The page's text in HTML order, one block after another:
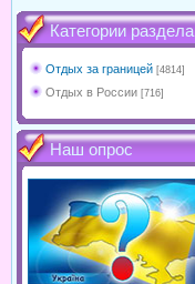
Категории раздела
Отдых за границей [4814]
Отдых в России [716]
Наш опрос